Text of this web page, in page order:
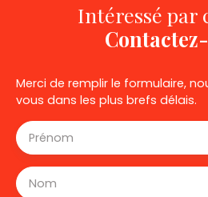
Intéressé par
Merci de remplir le formulaire,
vous dans les plus brefs délais.
Prénom
Nom